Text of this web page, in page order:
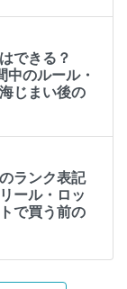
できる？
のルール・
じまい後の
ランク表記
ール・ロッ
で買う前の